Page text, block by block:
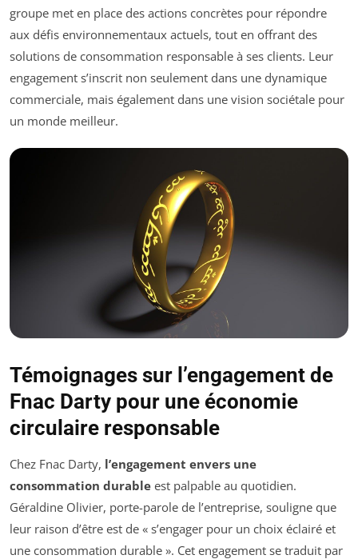
groupe met en place des actions concrètes pour répondre
aux défis environnementaux actuels, tout en offrant des
solutions de consommation responsable à ses clients. Leur
engagement s’inscrit non seulement dans une dynamique
commerciale, mais également dans une vision sociétale pour
un monde meilleur.
Témoignages sur l’engagement de
Fnac Darty pour une économie
circulaire responsable
Chez Fnac Darty, l’engagement envers une
consommation durable est palpable au quotidien.
Géraldine Olivier, porte-parole de l’entreprise, souligne que
leur raison d’être est de « s’engager pour un choix éclairé et
une consommation durable ». Cet engagement se traduit par